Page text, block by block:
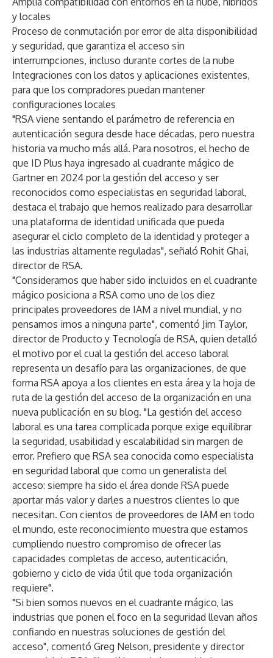
y locales
Proceso de conmutación por error de alta disponibilidad
y seguridad, que garantiza el acceso sin
interrumpciones, incluso durante cortes de la nube
Integraciones con los datos y aplicaciones existentes,
para que los compradores puedan mantener
configuraciones locales
"RSA viene sentando el parámetro de referencia en
autenticación segura desde hace décadas, pero nuestra
historia va mucho más allá. Para nosotros, el hecho de
que ID Plus haya ingresado al cuadrante mágico de
Gartner en 2024 por la gestión del acceso y ser
reconocidos como especialistas en seguridad laboral,
destaca el trabajo que hemos realizado para desarrollar
una plataforma de identidad unificada que pueda
asegurar el ciclo completo de la identidad y proteger a
las industrias altamente reguladas", señaló Rohit Ghai,
director de RSA.
"Consideramos que haber sido incluidos en el cuadrante
mágico posiciona a RSA como uno de los diez
principales proveedores de IAM a nivel mundial, y no
pensamos irnos a ninguna parte", comentó Jim Taylor,
director de Producto y Tecnología de RSA, quien detalló
el motivo por el cual la gestión del acceso laboral
representa un desafío para las organizaciones, de que
forma RSA apoya a los clientes en esta área y la hoja de
ruta de la gestión del acceso de la organización en una
nueva publicación en su blog. "La gestión del acceso
laboral es una tarea complicada porque exige equilibrar
la seguridad, usabilidad y escalabilidad sin margen de
error. Prefiero que RSA sea conocida como especialista
en seguridad laboral que como un generalista del
acceso: siempre ha sido el área donde RSA puede
aportar más valor y darles a nuestros clientes lo que
necesitan. Con cientos de proveedores de IAM en todo
el mundo, este reconocimiento muestra que estamos
cumpliendo nuestro compromiso de ofrecer las
capacidades completas de acceso, autenticación,
gobierno y ciclo de vida útil que toda organización
requiere".
"Si bien somos nuevos en el cuadrante mágico, las
industrias que ponen el foco en la seguridad llevan años
confiando en nuestras soluciones de gestión del
acceso", comentó Greg Nelson, presidente y director